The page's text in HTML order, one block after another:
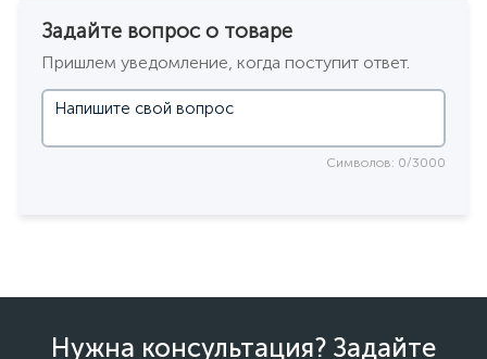
Задайте вопрос о товаре
Пришлем уведомление, когда поступит ответ.
Символов: 0/3000
Нужна консультация? Задайте